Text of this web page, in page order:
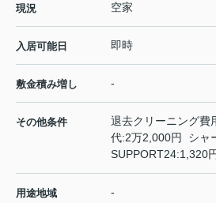
現況 空家
入居可能日 即時
敷金積み増し -
その他条件
退去クリーニング
代:2万2,000円 シャ
SUPPORT24:1,320
用途地域 -